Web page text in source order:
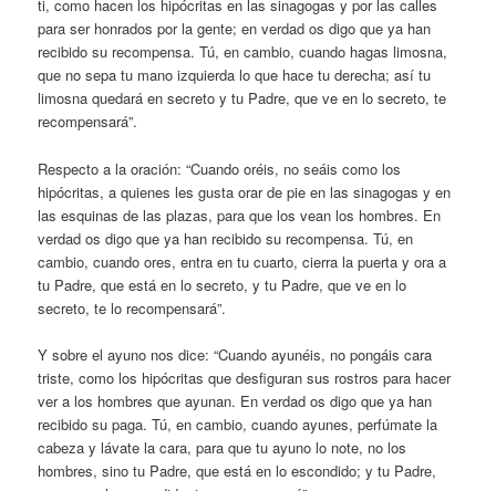
ti, como hacen los hipócritas en las sinagogas y por las calles
para ser honrados por la gente; en verdad os digo que ya han
recibido su recompensa. Tú, en cambio, cuando hagas limosna,
que no sepa tu mano izquierda lo que hace tu derecha; así tu
limosna quedará en secreto y tu Padre, que ve en lo secreto, te
recompensará”.
Respecto a la oración: “Cuando oréis, no seáis como los
hipócritas, a quienes les gusta orar de pie en las sinagogas y en
las esquinas de las plazas, para que los vean los hombres. En
verdad os digo que ya han recibido su recompensa. Tú, en
cambio, cuando ores, entra en tu cuarto, cierra la puerta y ora a
tu Padre, que está en lo secreto, y tu Padre, que ve en lo
secreto, te lo recompensará”.
Y sobre el ayuno nos dice: “Cuando ayunéis, no pongáis cara
triste, como los hipócritas que desfiguran sus rostros para hacer
ver a los hombres que ayunan. En verdad os digo que ya han
recibido su paga. Tú, en cambio, cuando ayunes, perfúmate la
cabeza y lávate la cara, para que tu ayuno lo note, no los
hombres, sino tu Padre, que está en lo escondido; y tu Padre,